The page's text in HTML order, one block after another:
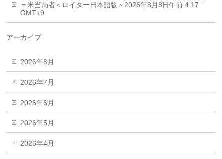
＝米当局者＜ロイター日本語版＞2026年8月8日午前 4:17
GMT+9
アーカイブ
2026年8月
2026年7月
2026年6月
2026年5月
2026年4月